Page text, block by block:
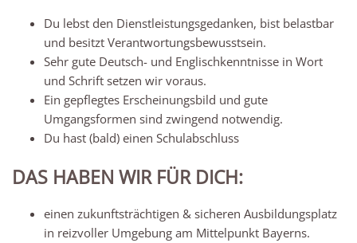
Du lebst den Dienstleistungsgedanken, bist belastbar
und besitzt Verantwortungsbewusstsein.
Sehr gute Deutsch- und Englischkenntnisse in Wort
und Schrift setzen wir voraus.
Ein gepflegtes Erscheinungsbild und gute
Umgangsformen sind zwingend notwendig.
Du hast (bald) einen Schulabschluss
DAS HABEN WIR FÜR DICH:
einen zukunftsträchtigen & sicheren Ausbildungsplatz
in reizvoller Umgebung am Mittelpunkt Bayerns.